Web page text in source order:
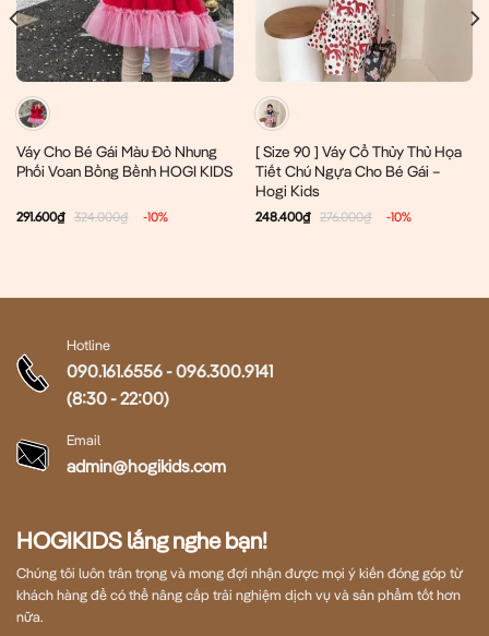
Váy Cho Bé Gái Màu Đỏ Nhung
Phối Voan Bồng Bềnh HOGI KIDS
291.600₫ 324.000₫ -10%
[ Size 90 ] Váy Cổ Thủy Thủ Họa
Tiết Chú Ngựa Cho Bé Gái –
Hogi Kids
248.400₫ 276.000₫ -10%
HOGIKIDS lắng nghe bạn!
Chúng tôi luôn trân trọng và mong đợi nhận được mọi ý kiến đóng góp từ
khách hàng để có thể nâng cấp trải nghiệm dịch vụ và sản phẩm tốt hơn
nữa.
Hotline
090.161.6556-096.300.9141
(8:30 - 22:00)
Email
admin@hogikids.com